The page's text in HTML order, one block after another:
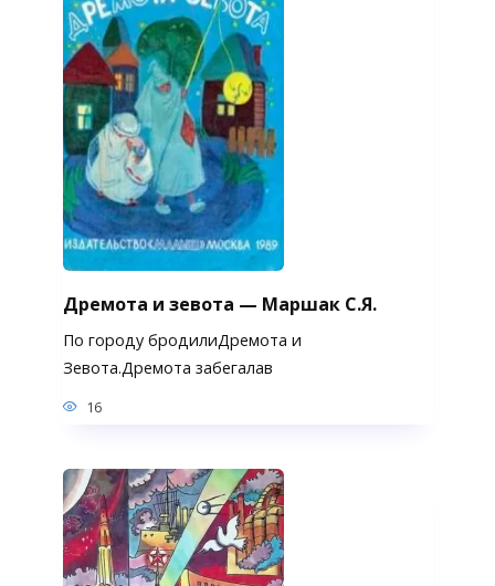
Дремота и зевота — Маршак С.Я.
По городу бродилиДремота и
Зевота.Дремота забегалав
16